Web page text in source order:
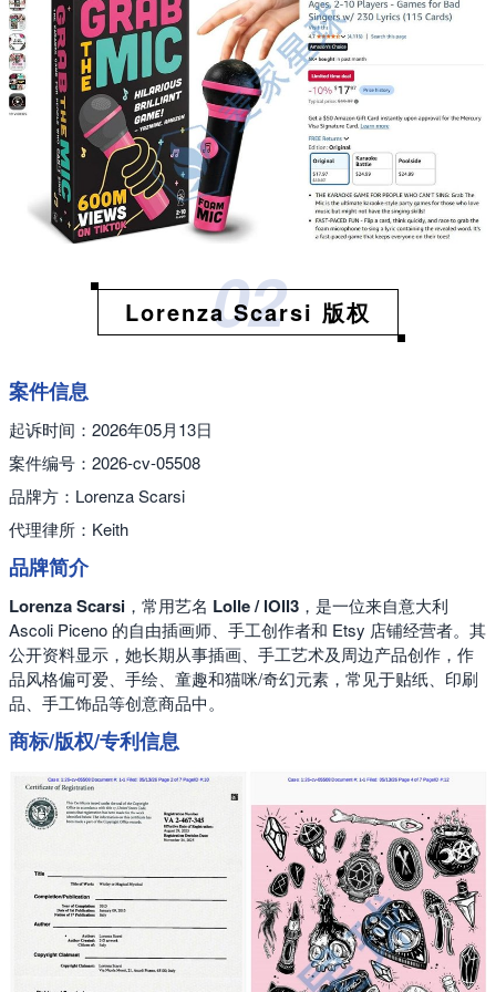
02
Lorenza Scarsi 版权
案件信息
起诉时间：2026年05月13日
案件编号：2026-cv-05508
品牌方：Lorenza Scarsi
代理律所：Keith
品牌简介
Lorenza Scarsi，常用艺名 Lolle / lOll3，是一位来自意大利
Ascoli Piceno 的自由插画师、手工创作者和 Etsy 店铺经营者。其
公开资料显示，她长期从事插画、手工艺术及周边产品创作，作
品风格偏可爱、手绘、童趣和猫咪/奇幻元素，常见于贴纸、印刷
品、手工饰品等创意商品中。
商标/版权/专利信息